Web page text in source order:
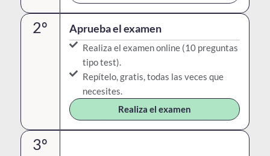
2º Aprueba el examen
Realiza el examen online (10 preguntas
tipo test).
Repítelo, gratis, todas las veces que
necesites.
Realiza el examen
3º